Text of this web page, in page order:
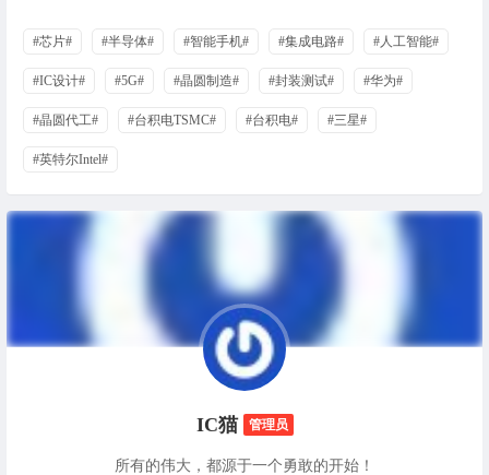
#芯片# #半导体# #智能手机# #集成电路# #人工智能#
#IC设计# #5G# #晶圆制造# #封装测试# #华为#
#晶圆代工# #台积电TSMC# #台积电# #三星#
#英特尔Intel#
IC猫 管理员
所有的伟大，都源于一个勇敢的开始！